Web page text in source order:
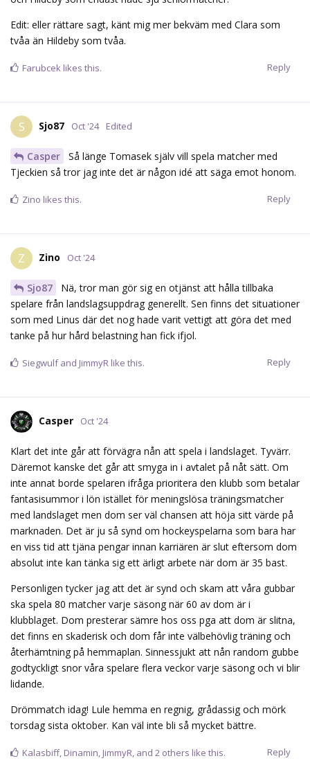
Edit: eller rättare sagt, känt mig mer bekväm med Clara som
tvåa än Hildeby som tvåa.
Reply
Farubcek likes this.
S Sjo87 Oct '24 Edited
Casper
Så länge Tomasek själv vill spela matcher med
Tjeckien så tror jag inte det är någon idé att säga emot honom.
Reply
Zino likes this.
Z Zino Oct '24
Sjo87
Nä, tror man gör sig en otjänst att hålla tillbaka
spelare från landslagsuppdrag generellt. Sen finns det situationer
som med Linus där det nog hade varit vettigt att göra det med
tanke på hur hård belastning han fick ifjol.
Reply
Siegwulfand JimmyR like this.
Casper Oct '24
Klart det inte går att förvägra nån att spela i landslaget. Tyvärr.
Däremot kanske det går att smyga in i avtalet på nåt sätt. Om
inte annat borde spelaren ifråga prioritera den klubb som betalar
fantasisummor i lön istället för meningslösa träningsmatcher
med landslaget men dom ser väl chansen att höja sitt värde på
marknaden. Det är ju så synd om hockeyspelarna som bara har
en viss tid att tjäna pengar innan karriären är slut eftersom dom
absolut inte kan tänka sig ett ärligt arbete när dom är 35 bast.
Personligen tycker jag att det är synd och skam att våra gubbar
ska spela 80 matcher varje säsong när 60 av dom är i
klubblaget. Dom presterar sämre hos oss pga att dom är slitna,
det finns en skaderisk och dom får inte välbehövlig träning och
återhämtning på hemmaplan. Sinnessjukt att nån random gubbe
godtyckligt snor våra spelare flera veckor varje säsong och vi blir
lidande.
Drömmatch idag! Lule hemma en regnig, grådassig och mörk
torsdag sista oktober. Kan väl inte bli så mycket bättre.
Reply
Kalasbiff, Dinamin, JimmyR, and 2 others like this.